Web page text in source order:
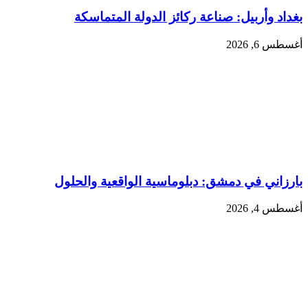
بغداد وأربيل: صناعة ركائز الدولة المتماسكة
أغسطس 6, 2026
بارزاني في دمشق: دبلوماسية الواقعية والحلول
أغسطس 4, 2026